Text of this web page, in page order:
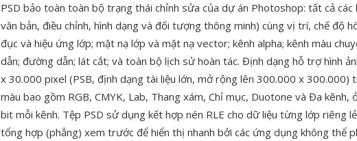
PSD bảo toàn toàn bộ trạng thái chỉnh sửa của dự án Photoshop: tất cả
văn bản, điều chỉnh, hình dạng và đối tượng thông minh) cùng vị trí, chế độ
đục và hiệu ứng lớp; mặt nạ lớp và mặt nạ vector; kênh alpha; kênh màu
dẫn; đường dẫn; lát cắt; và toàn bộ lịch sử hoàn tác. Định dạng hỗ trợ hình
x 30.000 pixel (PSB, định dạng tài liệu lớn, mở rộng lên 300.000 x 300.000)
màu bao gồm RGB, CMYK, Lab, Thang xám, Chỉ mục, Duotone và Đa kênh,
bit mỗi kênh. Tệp PSD sử dụng kết hợp nén RLE cho dữ liệu từng lớp riêng
tổng hợp (phẳng) xem trước để hiển thị nhanh bởi các ứng dụng không thể